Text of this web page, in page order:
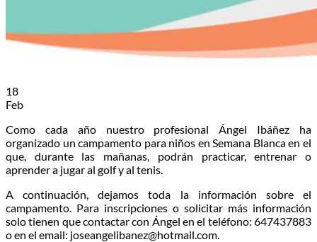
18
Feb
Como cada año nuestro profesional Ángel Ibáñez ha
organizado un campamento para niños en Semana Blanca en el
que, durante las mañanas, podrán practicar, entrenar o
aprender a jugar al golf y al tenis.
A continuación, dejamos toda la información sobre el
campamento. Para inscripciones o solicitar más información
solo tienen que contactar con Ángel en el teléfono: 647437883
o en el email: joseangelibanez@hotmail.com.